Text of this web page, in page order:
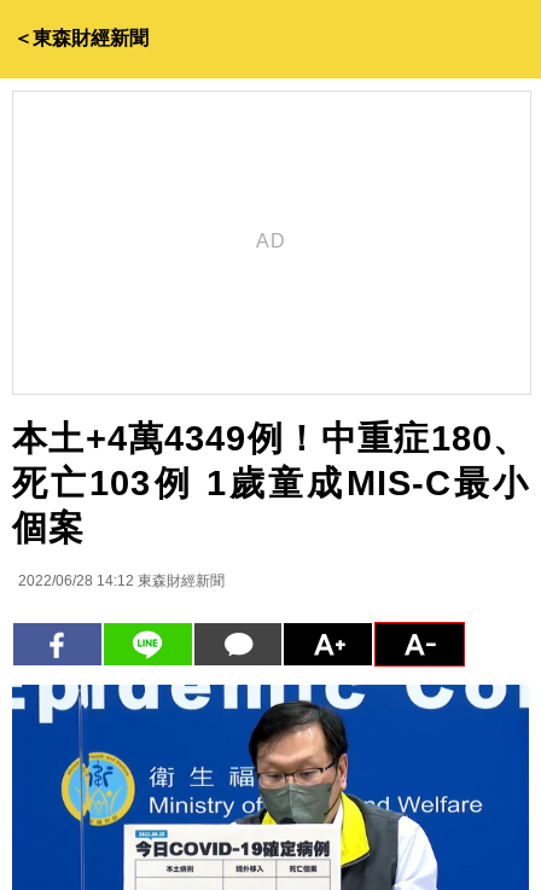
＜東森財經新聞
本土+4萬4349例！中重症180、
死亡103例 1歲童成MIS-C最小
個案
2022/06/28 14:12 東森財經新聞